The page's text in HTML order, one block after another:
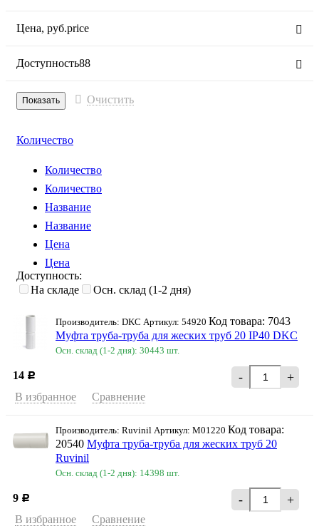
Цена, руб.price
Доступность88
Очистить
Количество
Количество
Количество
Название
Название
Цена
Цена
Доступность:
На складе
Осн. склад (1-2 дня)
Производитель: DKC Артикул: 54920 Код товара: 7043
Муфта труба-труба для жеских труб 20 IP40 DKC
Осн. склад (1-2 дня): 30443 шт.
14 Р - +
В избранное Сравнение
Производитель: Ruvinil Артикул: М01220 Код товара:
20540 Муфта труба-труба для жеских труб 20
Ruvinil
Осн. склад (1-2 дня): 14398 шт.
9 Р - +
В избранное Сравнение